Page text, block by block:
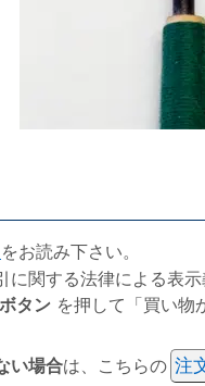
をお読み下さい。
に関する法律による表示
タン を押して「買い物
い場合は、こちらの 注